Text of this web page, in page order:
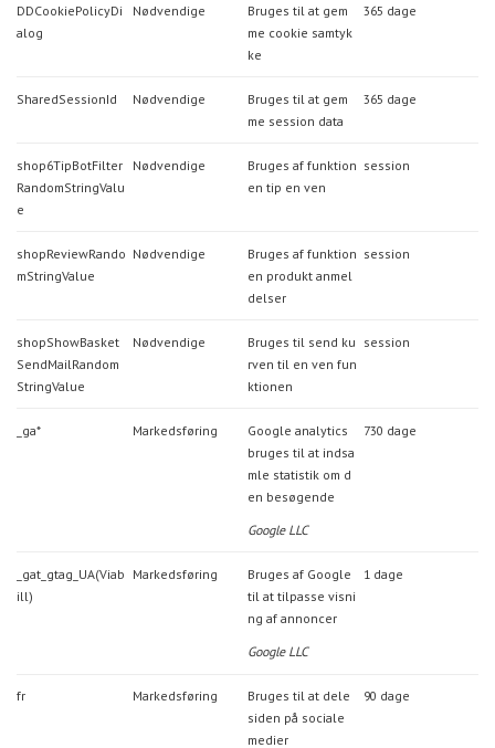
DDCookiePolicyDi
alog
SharedSessionId
shop6TipBotFilter
RandomStringValu
e
shopReviewRando
mStringValue
shopShowBasket
SendMailRandom
StringValue
_ga*
_gat_gtag_UA(Viab
ill)
fr
Nødvendige
Nødvendige
Nødvendige
Nødvendige
Nødvendige
Markedsføring
Markedsføring
Markedsføring
Bruges til at gem
me cookie samtyk
ke
Bruges til at gem
me session data
Bruges af funktion
en tip en ven
Bruges af funktion
en produkt anmel
delser
Bruges til send ku
rven til en ven fun
ktionen
Google analytics
bruges til at indsa
mle statistik om d
en besøgende
Google LLC
Bruges af Google
til at tilpasse visni
ng af annoncer
Google LLC
Bruges til at dele
siden på sociale
medier
365 dage
365 dage
session
session
session
730 dage
1 dage
90 dage